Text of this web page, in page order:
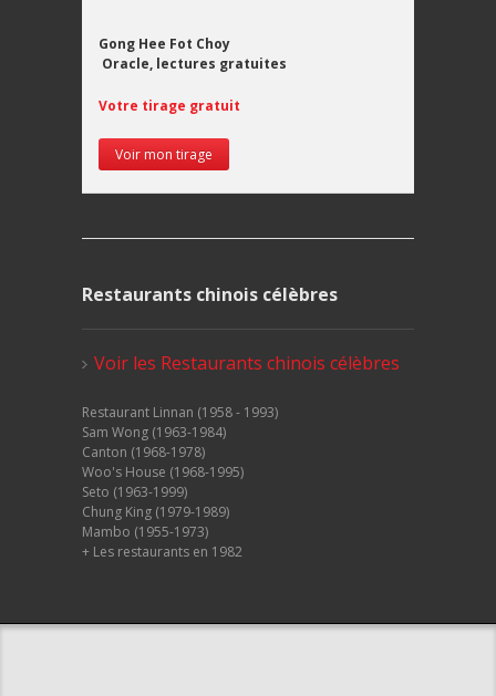
Gong Hee Fot Choy
Oracle, lectures gratuites
Votre tirage gratuit
Voir mon tirage
Restaurants chinois célèbres
Voir les Restaurants chinois célèbres
Restaurant Linnan (1958 - 1993)
Sam Wong (1963-1984)
Canton (1968-1978)
Woo's House (1968-1995)
Seto (1963-1999)
Chung King (1979-1989)
Mambo (1955-1973)
+ Les restaurants en 1982